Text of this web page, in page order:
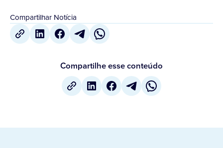
Compartilhar Notícia
Compartilhe esse conteúdo